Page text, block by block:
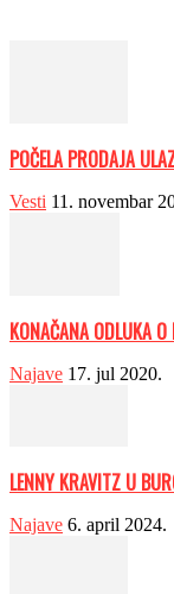
POČELA PRODAJA
Vesti 11. novembar
KONAČANA ODLUKA
Najave 17. jul 2020.
LENNY KRAVITZ U
Najave 6. april 2024.